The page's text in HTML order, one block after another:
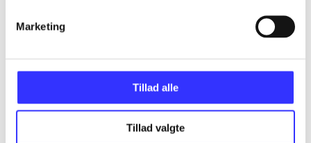
Marketing
Tillad alle
Tillad valgte